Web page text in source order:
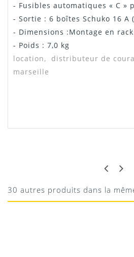
- Fusibles automatiques « C »
- Sortie : 6 boîtes Schuko 16 A
- Dimensions :Montage en
- Poids : 7,0 kg
location, distributeur de
marseille
Manuel SHOWTEC PSA 161
Téléchargement
30 autres produits dans la